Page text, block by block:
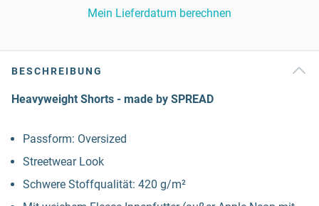
Mein Lieferdatum berechnen
BESCHREIBUNG
Heavyweight Shorts - made by SPREAD
Passform: Oversized
Streetwear Look
Schwere Stoffqualität: 420 g/m²